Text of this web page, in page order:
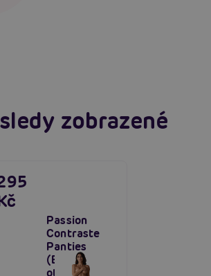
Příručka Sexiomů
zobrazené
Passion
Contraste
Panties
(Black),
otevřené